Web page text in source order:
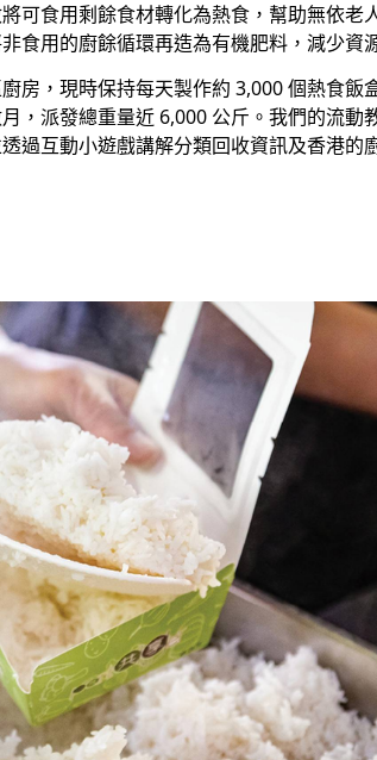
可食用剩餘食材轉化為熱食，幫助無依老
食用的廚餘循環再造為有機肥料，減少資
房，現時保持每天製作約 3,000 個熱食飯
，派發總重量近 6,000 公斤。我們的流動
過互動小遊戲講解分類回收資訊及香港的